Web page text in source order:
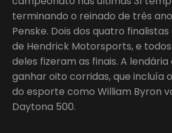
terminando o reinado de três
Penske. Dois dos quatro
de Hendrick Motorsports, e
deles fizeram as finais. A
ganhar oito corridas, que incluía
do esporte como William Byron
Daytona 500.